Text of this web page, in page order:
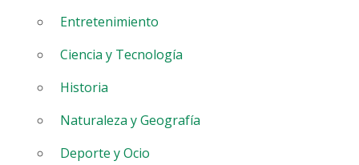
Entretenimiento
Ciencia y Tecnología
Historia
Naturaleza y Geografía
Deporte y Ocio